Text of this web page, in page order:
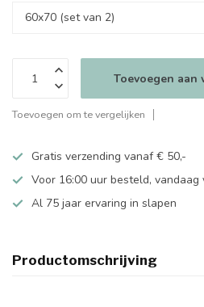
Toevoegen aan
Toevoegen om te vergelijken
Gratis verzending vanaf € 50,-
Voor 16:00 uur besteld, vandaag
Al 75 jaar ervaring in slapen
Productomschrijving